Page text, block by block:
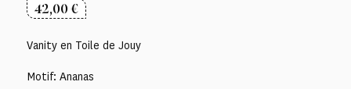
42,00€
Vanity en Toile de Jouy
Motif: Ananas